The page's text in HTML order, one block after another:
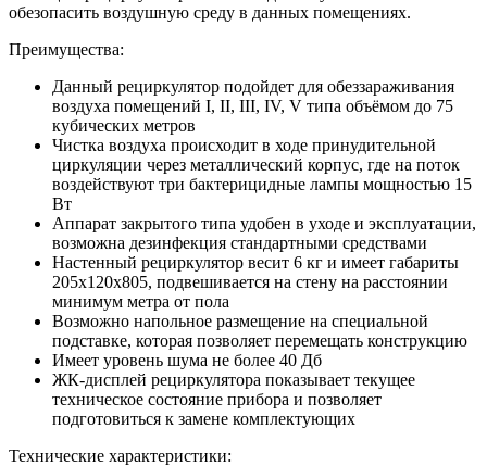
обезопасить воздушную среду в данных помещениях.
Преимущества:
Данный рециркулятор подойдет для обеззараживания
воздуха помещений I, II, III, IV, V типа объёмом до 75
кубических метров
Чистка воздуха происходит в ходе принудительной
циркуляции через металлический корпус, где на поток
воздействуют три бактерицидные лампы мощностью 15
Вт
Аппарат закрытого типа удобен в уходе и эксплуатации,
возможна дезинфекция стандартными средствами
Настенный рециркулятор весит 6 кг и имеет габариты
205х120х805, подвешивается на стену на расстоянии
минимум метра от пола
Возможно напольное размещение на специальной
подставке, которая позволяет перемещать конструкцию
Имеет уровень шума не более 40 Дб
ЖК-дисплей рециркулятора показывает текущее
техническое состояние прибора и позволяет
подготовиться к замене комплектующих
Технические характеристики: